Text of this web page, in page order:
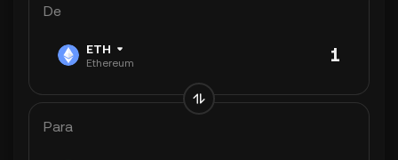
De
ETH
Ethereum
Para